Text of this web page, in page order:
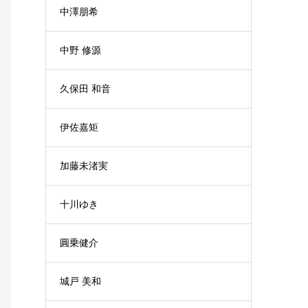
中澤朋希
中野 修源
久保田 和音
伊佐嘉矩
加藤未渚実
十川ゆき
圓乗健介
城戸 美和